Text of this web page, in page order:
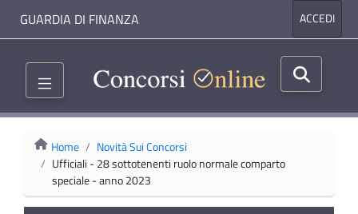
GUARDIA DI FINANZA ACCEDI
Home
Novità Sui Concorsi
Ufficiali - 28 sottotenenti ruolo normale comparto
speciale - anno 2023